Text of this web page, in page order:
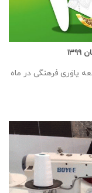
۲۰》 توسط جامعه یاوَری فرهنگی در ماه